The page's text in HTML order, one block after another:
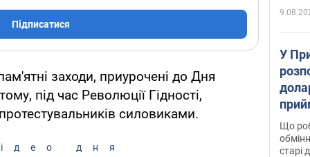
Підписатися
заходи, приурочені до Дня
під час Революції Гідності,
силовиками.
дня
У
та
Що
старі